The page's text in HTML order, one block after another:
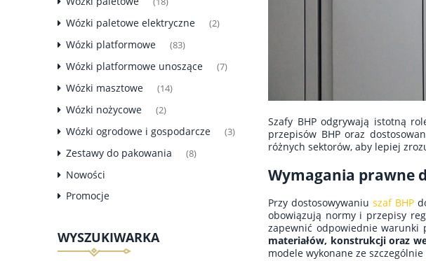
Wózki paletowe elektryczne (2)
Wózki platformowe (83)
Wózki platformowe unoszące (7)
Wózki masztowe (14)
Wózki nożycowe (2)
Wózki ogrodowe i gospodarcze (3)
Zestawy do pakowania (8)
Nowości
Promocje
WYSZUKIWARKA
Szafy BHP odgrywają istotną
przepisów BHP oraz
różnych sektorów, aby lepiej
Wymagania prawne
Przy dostosowywaniu szaf BHP
obowiązują normy i przepisy
zapewnić odpowiednie warunki
materiałów, konstrukcji oraz
modele wykonane ze